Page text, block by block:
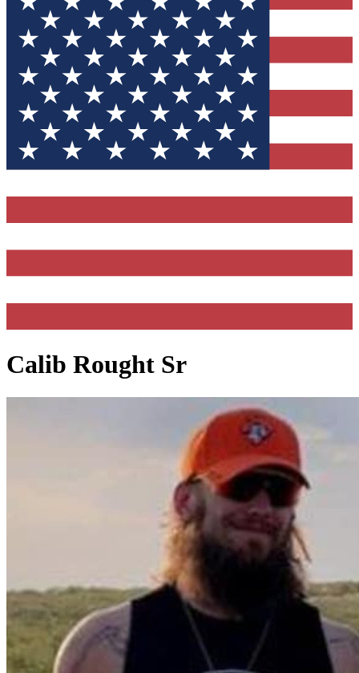
Calib Rought Sr